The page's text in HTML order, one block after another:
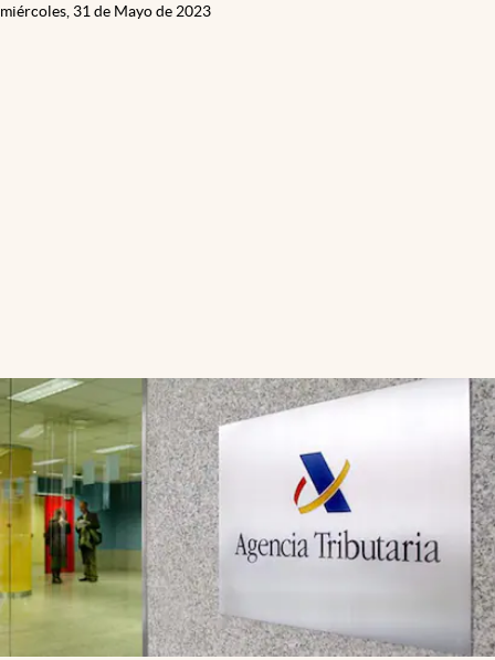
miércoles, 31 de Mayo de 2023